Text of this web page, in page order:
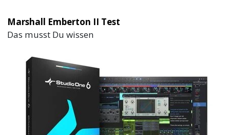
Marshall Emberton II Test
Das musst Du wissen